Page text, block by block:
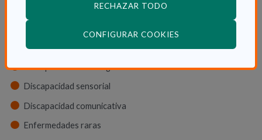
RECHAZAR TODO
CONFIGURAR COOKIES
Discapacidad física
Discapacidad orgánica
Discapacidad neurológica
Discapacidad sensorial
Discapacidad comunicativa
Enfermedades raras